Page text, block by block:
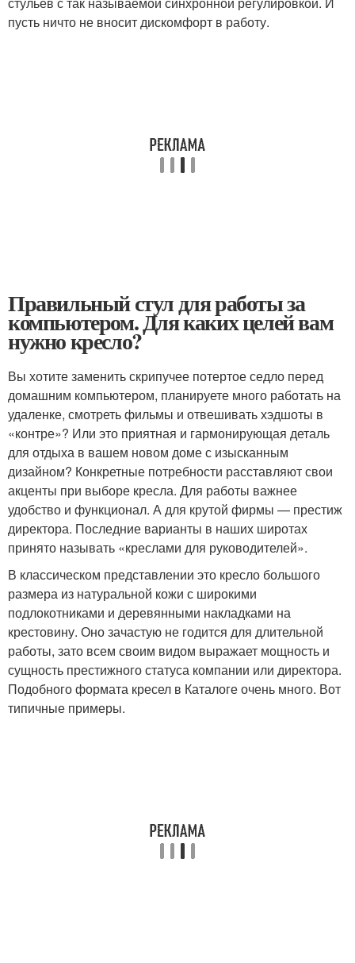
пусть ничто не вносит дискомфорт в работу.
Правильный стул для работы за
компьютером. Для каких целей вам
нужно кресло?
Вы хотите заменить скрипучее потертое седло перед
домашним компьютером, планируете много работать на
удаленке, смотреть фильмы и отвешивать хэдшоты в
«контре»? Или это приятная и гармонирующая деталь
для отдыха в вашем новом доме с изысканным
дизайном? Конкретные потребности расставляют свои
акценты при выборе кресла. Для работы важнее
удобство и функционал. А для крутой фирмы — престиж
директора. Последние варианты в наших широтах
принято называть «креслами для руководителей».
В классическом представлении это кресло большого
размера из натуральной кожи с широкими
подлокотниками и деревянными накладками на
крестовину. Оно зачастую не годится для длительной
работы, зато всем своим видом выражает мощность и
сущность престижного статуса компании или директора.
Подобного формата кресел в Каталоге очень много. Вот
типичные примеры.